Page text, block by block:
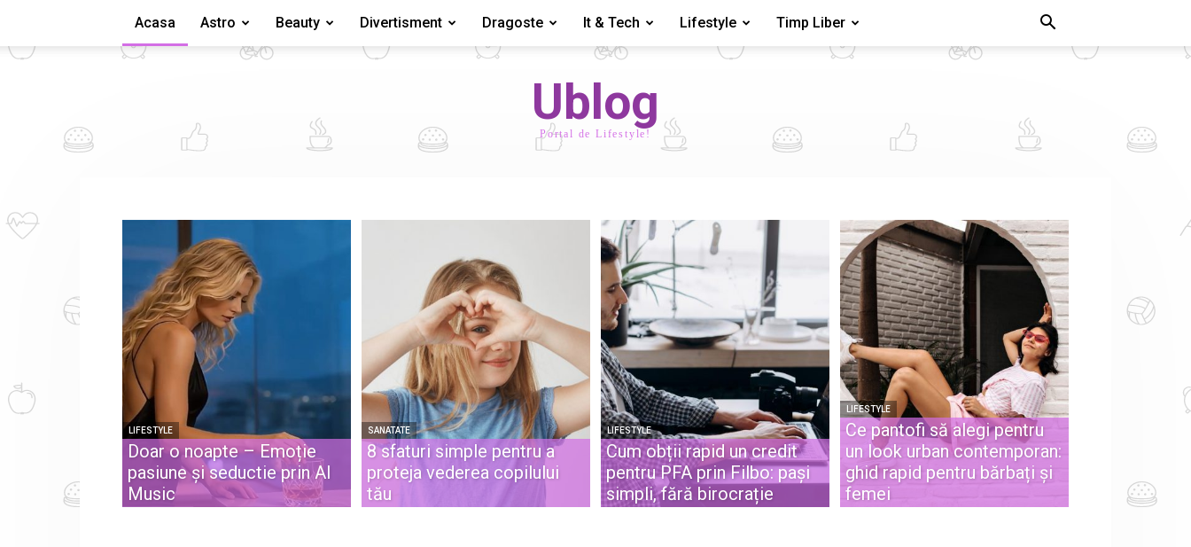
Acasa Astro Beauty Divertisment Dragoste It & Tech Lifestyle Timp Liber
Ublog
Portal de Lifestyle!
LIFESTYLE
Doar o noapte – Emoție
pasiune și seductie prin AI
Music
SANATATE
8 sfaturi simple pentru a
proteja vederea copilului
tău
LIFESTYLE
Cum obții rapid un credit
pentru PFA prin Filbo: pași
simpli, fără birocrație
LIFESTYLE
Ce pantofi să alegi pentru
un look urban contemporan:
ghid rapid pentru bărbați și
femei